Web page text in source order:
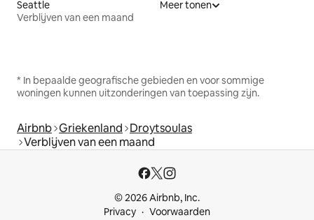
Seattle
Verblijven van een maand
Meer tonen
* In bepaalde geografische gebieden en voor sommige
woningen kunnen uitzonderingen van toepassing zijn.
Airbnb Griekenland Droytsoulas
Verblijven van een maand
© 2026 Airbnb, Inc.
Privacy
Voorwaarden